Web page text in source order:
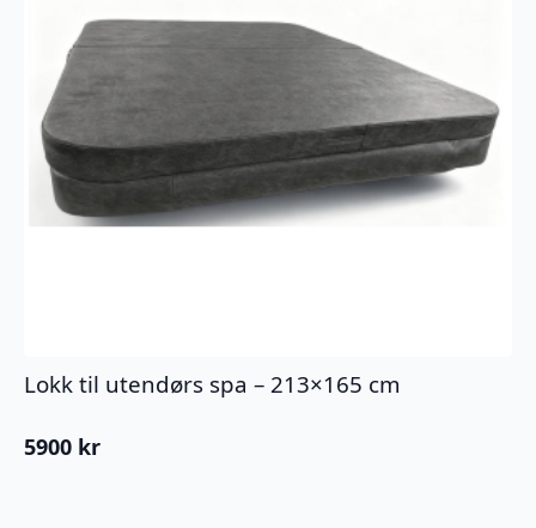
Lokk til utendørs spa – 213×165 cm
5900 kr